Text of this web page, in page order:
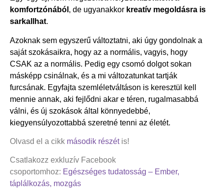
komfortzónából , de ugyanakkor kreatív megoldásra is
sarkallhat.
Azoknak sem egyszerű változtatni, aki úgy gondolnak a
saját szokásaikra, hogy az a normális, vagyis, hogy
CSAK az a normális. Pedig egy csomó dolgot sokan
másképp csinálnak, és a mi változatunkat tartják
furcsának. Egyfajta szemléletváltáson is keresztül kell
mennie annak, aki fejlődni akar e téren, rugalmasabbá
válni, és új szokások által könnyedebbé,
kiegyensúlyozottabbá szeretné tenni az életét.
Olvasd el a cikk második részétis!
Csatlakozz exkluzív Facebook
csoportomhoz: Egészséges tudatosság – Ember,
táplálkozás, mozgás